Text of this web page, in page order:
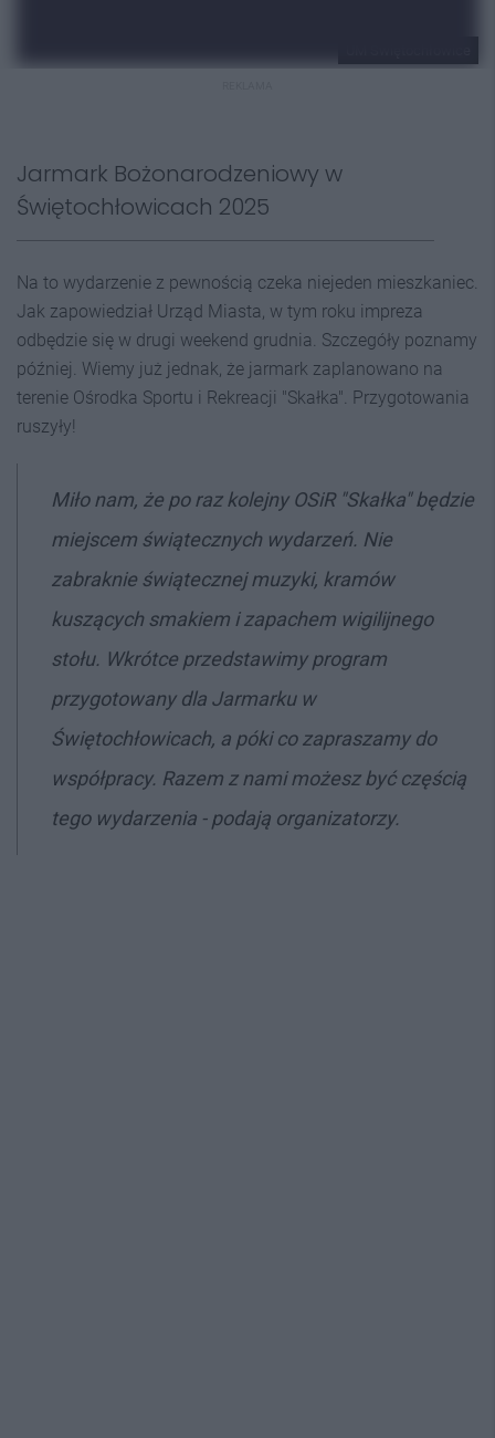
Jarmark Bożonarodzeniowy w
Świętochłowicach 2025
Na to wydarzenie z pewnością czeka niejeden mieszkaniec.
Jak zapowiedział Urząd Miasta, w tym roku impreza
odbędzie się w drugi weekend grudnia. Szczegóły poznamy
później. Wiemy już jednak, że jarmark zaplanowano na
terenie Ośrodka Sportu i Rekreacji "Skałka". Przygotowania
ruszyły!
Miło nam, że po raz kolejny OSiR "Skałka" będzie
miejscem świątecznych wydarzeń. Nie
zabraknie świątecznej muzyki, kramów
kuszących smakiem i zapachem wigilijnego
stołu. Wkrótce przedstawimy program
przygotowany dla Jarmarku w
Świętochłowicach, a póki co zapraszamy do
współpracy. Razem z nami możesz być częścią
tego wydarzenia - podają organizatorzy.